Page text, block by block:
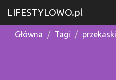
LIFESTYLOWO.pl
Główna Tagi przekaski